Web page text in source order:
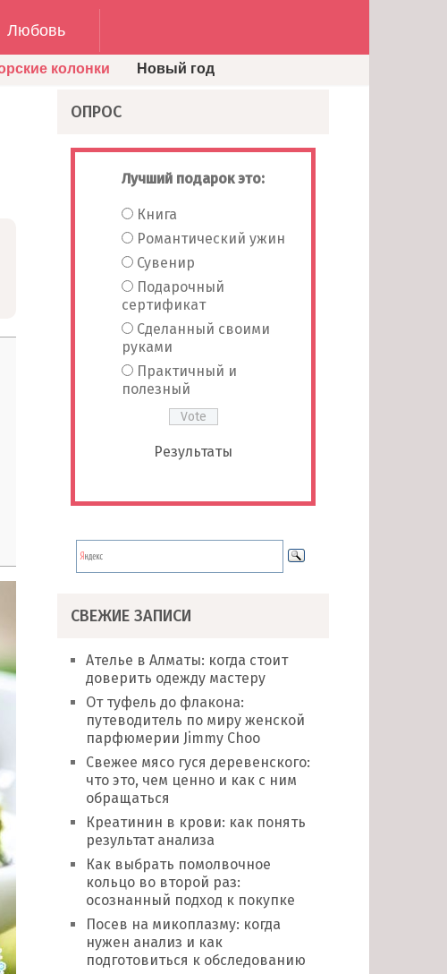
Любовь
колонки Новый год
ОПРОС
Лучший подарок это:
Книга
Романтический ужин
Сувенир
Подарочный
сертификат
Сделанный своими
руками
Практичный и
полезный
Результаты
СВЕЖИЕ ЗАПИСИ
Ателье в Алматы: когда стоит
доверить одежду мастеру
От туфель до флакона:
путеводитель по миру женской
парфюмерии Jimmy Choo
Свежее мясо гуся деревенского:
что это, чем ценно и как с ним
обращаться
Креатинин в крови: как понять
результат анализа
Как выбрать помолвочное
кольцо во второй раз:
осознанный подход к покупке
Посев на микоплазму: когда
нужен анализ и как
подготовиться к обследованию